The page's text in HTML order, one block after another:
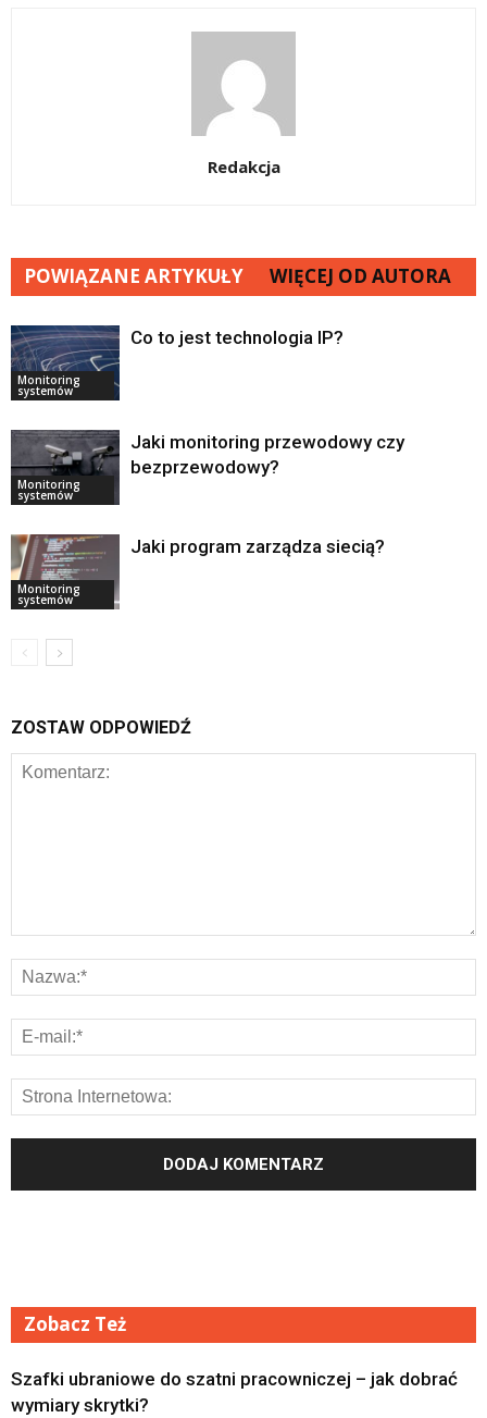
Redakcja
POWIĄZANE ARTYKUŁY WIĘCEJ OD AUTORA
Monitoring
systemów
Co to jest technologia IP?
Monitoring
systemów
Jaki monitoring przewodowy czy
bezprzewodowy?
Monitoring
systemów
Jaki program zarządza siecią?
ZOSTAW ODPOWIEDŹ
Zobacz Też
Szafki ubraniowe do szatni pracowniczej – jak dobrać
wymiary skrytki?